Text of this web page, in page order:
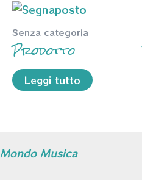
Senza categoria
Prodotto
Leggi tutto
Mondo Musica